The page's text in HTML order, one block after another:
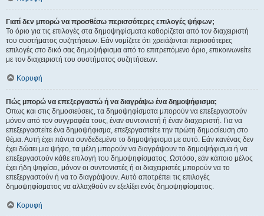
Γιατί δεν μπορώ να προσθέσω περισσότερες επιλογές ψήφων;
Το όριο για τις επιλογές στα δημοψηφίσματα καθορίζεται από τον διαχειριστή
του συστήματος συζητήσεων. Εάν νομίζετε ότι χρειάζονται περισσότερες
επιλογές στο δικό σας δημοψήφισμα από το επιτρεπόμενο όριο, επικοινωνείτε
με τον διαχειριστή του συστήματος συζητήσεων.
Κορυφή
Πώς μπορώ να επεξεργαστώ ή να διαγράψω ένα δημοψήφισμα;
Όπως και στις δημοσιεύσεις, τα δημοψηφίσματα μπορούν να επεξεργαστούν
μόνον από τον συγγραφέα τους, έναν συντονιστή ή έναν διαχειριστή. Για να
επεξεργαστείτε ένα δημοψήφισμα, επεξεργαστείτε την πρώτη δημοσίευση στο
θέμα. Αυτή έχει πάντα συνδεδεμένο το δημοψήφισμα με αυτό. Εάν κανένας δεν
έχει δώσει μια ψήφο, τα μέλη μπορούν να διαγράψουν το δημοψήφισμα ή να
επεξεργαστούν κάθε επιλογή του δημοψηφίσματος. Ωστόσο, εάν κάποιο μέλος
έχει ήδη ψηφίσει, μόνον οι συντονιστές ή οι διαχειριστές μπορούν να το
επεξεργαστούν ή να το διαγράψουν. Αυτό αποτρέπει τις επιλογές
δημοψηφίσματος να αλλαχθούν εν εξελίξει ενός δημοψηφίσματος.
Κορυφή